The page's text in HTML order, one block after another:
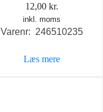
12,00 kr.
inkl. moms
Varenr: 246510235
Læs mere